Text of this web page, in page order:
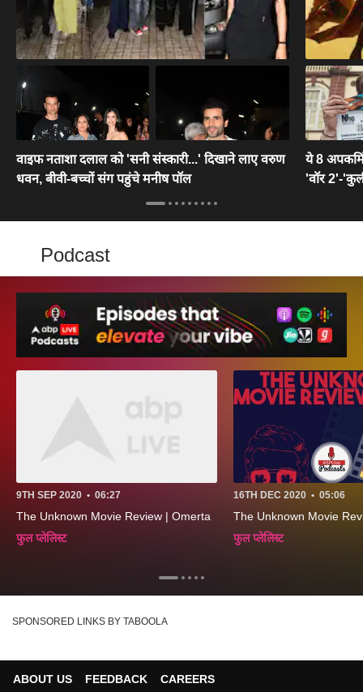
वाइफ नताशा दलाल को 'सनी संस्कारी...' दिखाने लाए वरुण
धवन, बीवी-बच्चों संग पहुंचे मनीष पॉल
ये 8
'वॉर 2'-
Podcast
9TH SEP 2020 • 06:27
The Unknown Movie Review | Omerta
फुल प्लेलिस्ट
16TH DEC 2020• 05:06
The Unknown Movie
फुल प्लेलिस्ट
SPONSORED LINKS BY TABOOLA
ABOUT US FEEDBACK CAREERS